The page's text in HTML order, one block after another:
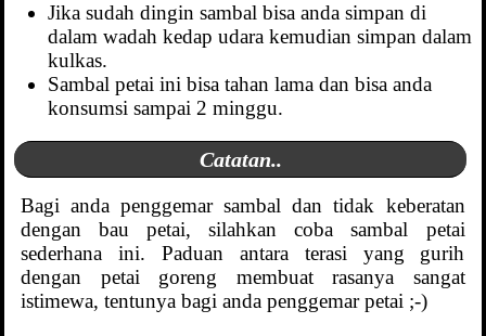
Jika sudah dingin sambal bisa anda simpan di
dalam wadah kedap udara kemudian simpan dalam
kulkas.
Sambal petai ini bisa tahan lama dan bisa anda
konsumsi sampai 2 minggu.
Catatan..
Bagi anda penggemar sambal dan tidak keberatan
dengan bau petai, silahkan coba sambal petai
sederhana ini. Paduan antara terasi yang gurih
dengan petai goreng membuat rasanya sangat
istimewa, tentunya bagi anda penggemar petai ;-)